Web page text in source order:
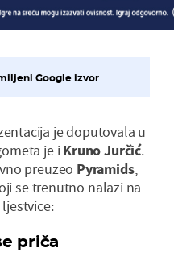
Google izvor
je doputovala u
je i Kruno Jurčić.
preuzeo Pyramids,
se trenutno nalazi na
priča